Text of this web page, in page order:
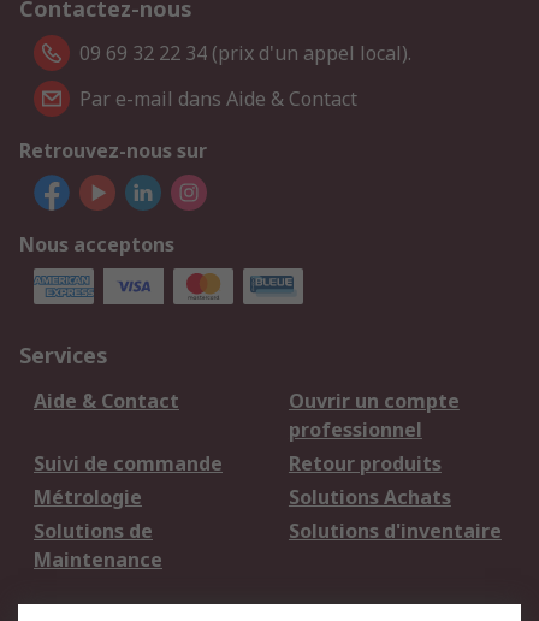
Contactez-nous
09 69 32 22 34 (prix d'un appel local).
Par e-mail dans Aide & Contact
Retrouvez-nous sur
Nous acceptons
Services
Aide & Contact
Ouvrir un compte
professionnel
Suivi de commande
Retour produits
Métrologie
Solutions Achats
Solutions de
Maintenance
Solutions d'inventaire